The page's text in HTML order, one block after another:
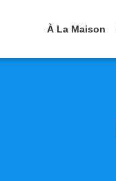
À La Maison